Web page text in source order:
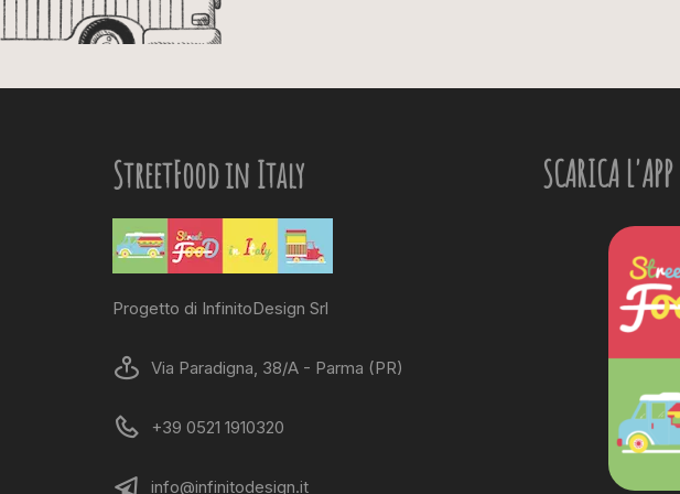
StreetFood in Italy
Progetto di InfinitoDesign Srl
Via Paradigna, 38/A - Parma (PR)
+39 0521 1910320
info@infinitodesign.it
SCARICA L'APP